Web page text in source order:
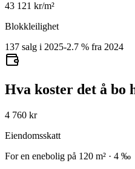
43 121 kr/m²
Blokkleilighet
137 salg i 2025-2.7 % fra 2024
Hva koster det å bo
4 760 kr
Eiendomsskatt
For en enebolig på 120 m² · 4 ‰